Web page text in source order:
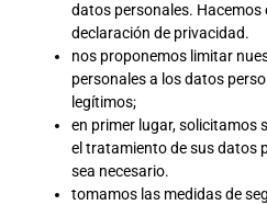
datos personales. Hacemos
declaración de privacidad.
nos proponemos limitar
personales a los datos
legítimos;
en primer lugar, solicitamos
el tratamiento de sus datos
sea necesario.
tomamos las medidas de